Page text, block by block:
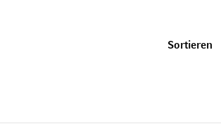
Sortieren